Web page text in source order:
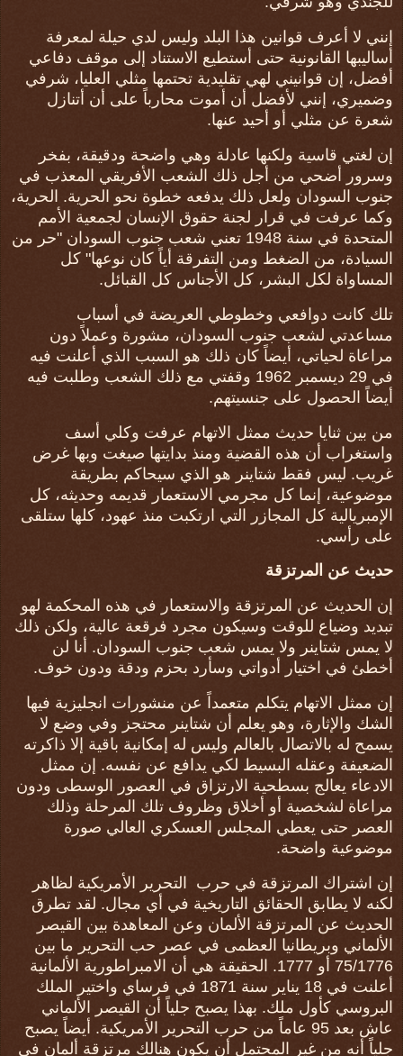
إنني لا أعرف قوانين هذا البلد وليس لدي حيلة لمعرفة
أساليبها القانونية حتى أستطيع الاستناد إلى موقف دفاعي
أفضل، إن قوانيني لهي تقليدية تحتمها مثلي العليا، شرفي
وضميري، إنني لأفضل أن أموت محارباً على أن أتنازل
شعرة عن مثلي أو أحيد عنها.
إن لغتي قاسية ولكنها عادلة وهي واضحة ودقيقة، بفخر
وسرور أضحي من أجل ذلك الشعب الأفريقي المعذب في
جنوب السودان ولعل ذلك يدفعه خطوة نحو الحرية. الحرية،
وكما عرفت في قرار لجنة حقوق الإنسان لجمعية الأمم
المتحدة في سنة 1948 تعني شعب جنوب السودان "حر من
السيادة، من الضغط ومن التفرقة أياً كان نوعها" كل
المساواة لكل البشر، كل الأجناس كل القبائل.
تلك كانت دوافعي وخطوطي العريضة في أسباب
مساعدتي لشعب جنوب السودان، مشورة وعملاً دون
مراعاة لحياتي، أيضاً كان ذلك هو السبب الذي أعلنت فيه
في 29 ديسمبر 1962 وقفتي مع ذلك الشعب وطلبت فيه
أيضاً الحصول على جنسيتهم.
من بين ثنايا حديث ممثل الاتهام عرفت وكلي أسف
واستغراب أن هذه القضية ومنذ بدايتها صيغت وبها غرض
غريب. ليس فقط شتاينر هو الذي سيحاكم بطريقة
موضوعية، إنما كل مجرمي الاستعمار قديمه وحديثه، كل
الإمبريالية كل المجازر التي ارتكبت منذ عهود، كلها ستلقى
على رأسي.
حديث عن المرتزقة
إن الحديث عن المرتزقة والاستعمار في هذه المحكمة لهو
تبديد وضياع للوقت وسيكون مجرد فرقعة عالية، ولكن ذلك
لا يمس شتاينر ولا يمس شعب جنوب السودان. أنا لن
أخطئ في اختيار أدواتي وسأرد بحزم ودقة ودون خوف.
إن ممثل الاتهام يتكلم متعمداً عن منشورات انجليزية فيها
الشك والإثارة، وهو يعلم أن شتاينر محتجز وفي وضع لا
يسمح له بالاتصال بالعالم وليس له إمكانية باقية إلا ذاكرته
الضعيفة وعقله البسيط لكي يدافع عن نفسه. إن ممثل
الادعاء يعالج بسطحية الارتزاق في العصور الوسطى ودون
مراعاة لشخصية أو أخلاق وظروف تلك المرحلة وذلك
العصر حتى يعطي المجلس العسكري العالي صورة
موضوعية واضحة.
إن اشتراك المرتزقة في حرب التحرير الأمريكية لظاهر
لكنه لا يطابق الحقائق التاريخية في أي مجال. لقد تطرق
الحديث عن المرتزقة الألمان وعن المعاهدة بين القيصر
الألماني وبريطانيا العظمى في عصر حب التحرير ما بين
75/1776 أو 1777. الحقيقة هي أن الامبراطورية الألمانية
أعلنت في 18 يناير سنة 1871 في فرساي واختير الملك
البروسي كأول ملك. بهذا يصبح جلياً أن القيصر الألماني
عاش بعد 95 عاماً من حرب التحرير الأمريكية. أيضاً يصبح
جلياً أنه من غير المحتمل أن يكون هنالك مرتزقة ألمان في